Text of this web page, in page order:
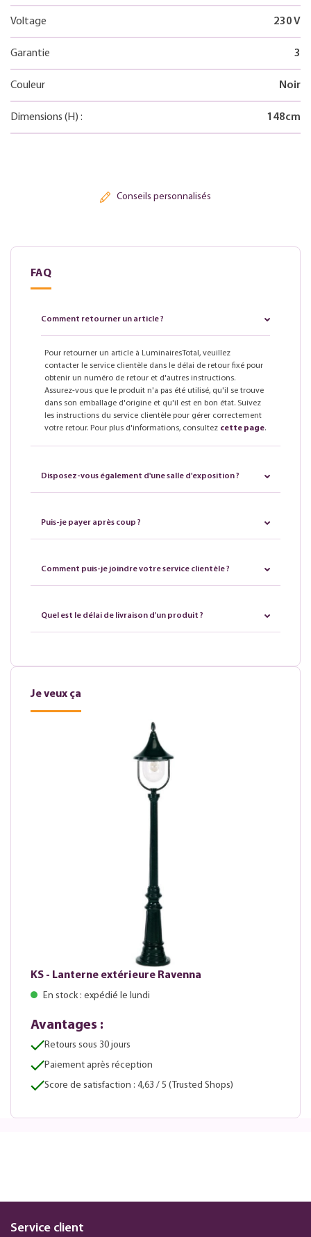
Voltage 230 V
Garantie 3
Couleur Noir
Dimensions (H) : 148cm
Conseils personnalisés
FAQ
Comment retourner un article ?
Pour retourner un article à LuminairesTotal, veuillez
contacter le service clientèle dans le délai de retour fixé pour
obtenir un numéro de retour et d'autres instructions.
Assurez-vous que le produit n'a pas été utilisé, qu'il se trouve
dans son emballage d'origine et qu'il est en bon état. Suivez
les instructions du service clientèle pour gérer correctement
votre retour. Pour plus d'informations, consultez cette page.
Disposez-vous également d'une salle d'exposition ?
Puis-je payer après coup ?
Comment puis-je joindre votre service clientèle ?
Quel est le délai de livraison d'un produit ?
Je veux ça
KS - Lanterne extérieure Ravenna
En stock : expédié le lundi
Avantages :
Retours sous 30 jours
Paiement après réception
Score de satisfaction : 4,63 / 5 (Trusted Shops)
Service client